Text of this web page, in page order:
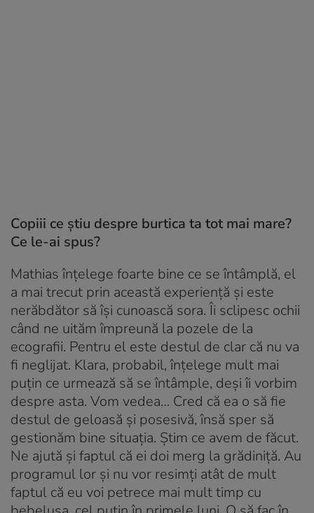
Copiii ce știu despre burtica ta tot mai mare?
Ce le-ai spus?
Mathias înțelege foarte bine ce se întâmplă, el
a mai trecut prin această experiență și este
nerăbdător să își cunoască sora. Îi sclipesc ochii
când ne uităm împreună la pozele de la
ecografii. Pentru el este destul de clar că nu va
fi neglijat. Klara, probabil, înțelege mult mai
puțin ce urmează să se întâmple, deși îi vorbim
despre asta. Vom vedea… Cred că ea o să fie
destul de geloasă și posesivă, însă sper să
gestionăm bine situația. Știm ce avem de făcut.
Ne ajută și faptul că ei doi merg la grădiniță. Au
programul lor și nu vor resimți atât de mult
faptul că eu voi petrece mai mult timp cu